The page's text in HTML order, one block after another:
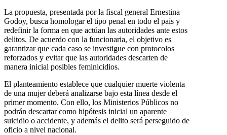
La propuesta, presentada por la fiscal general Ernestina
Godoy, busca homologar el tipo penal en todo el país y
redefinir la forma en que actúan las autoridades ante estos
delitos. De acuerdo con la funcionaria, el objetivo es
garantizar que cada caso se investigue con protocolos
reforzados y evitar que las autoridades descarten de
manera inicial posibles feminicidios.
El planteamiento establece que cualquier muerte violenta
de una mujer deberá analizarse bajo esta línea desde el
primer momento. Con ello, los Ministerios Públicos no
podrán descartar como hipótesis inicial un aparente
suicidio o accidente, y además el delito será perseguido de
oficio a nivel nacional.